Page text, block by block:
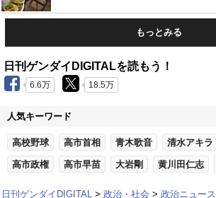
もっとみる
日刊ゲンダイDIGITALを読もう！
6.6万 18.5万
人気キーワード
高校野球 高市首相 青木歌音 清水アキラ
高市政権 高市早苗 大岩剛 黄川田仁志
日刊ゲンダイDIGITAL 政治・社会 政治ニュース